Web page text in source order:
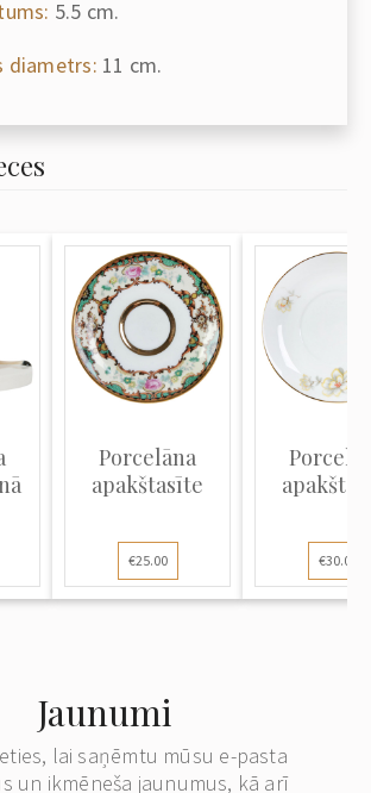
5.5 cm.
diametrs: 11 cm.
Porcelāna
apakštasīte
€25.00 €30.00
Jaunumi
lai saņēmtu mūsu e-pasta
un ikmēneša jaunumus, kā arī